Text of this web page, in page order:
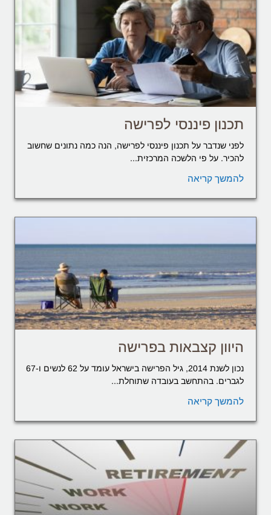
תכנון פיננסי לפרישה
לפני שנדבר על תכנון פיננסי לפרישה, הנה כמה נתונים שחשוב
להכיר. על פי הלשכה המרכזית...
להמשך קריאה
היוון קצבאות בפרישה
נכון לשנת 2014, גיל הפרישה בישראל עומד על 62 לנשים ו-67
לגברים. בהתחשב בעובדה שתוחלת...
להמשך קריאה